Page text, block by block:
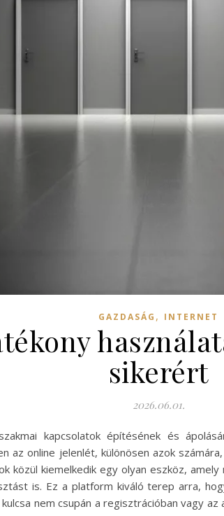
GAZDASÁG , INTERNET
sikerért
2026.06.01.
kapcsolatok építésének és
az online jelenlét, különösen azok
közül kiemelkedik egy olyan eszköz,
is. Ez a platform kiváló terep arra,
nem csupán a regisztrációban vagy